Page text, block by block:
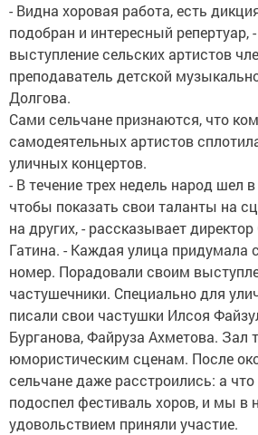
- Видна хоровая работа, есть
подобран и интересный репертуар,
выступление сельских артистов
преподаватель детской
Долгова.
Сами сельчане признаются, что
самодеятельных артистов
уличных концертов.
- В течение трех недель народ шел
чтобы показать свои таланты на
на других, - рассказывает
Гатина. - Каждая улица придумала
номер. Порадовали своим
частушечники. Специально для
писали свои частушки Илсоя
Бурганова, Файруза Ахметова. Зал
юмористическим сценам. После
сельчане даже расстроились: а
подоспел фестиваль хоров, и мы в
удовольствием приняли участие.